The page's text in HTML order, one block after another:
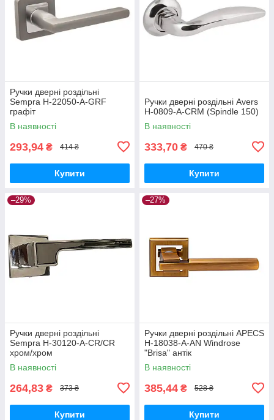
Ручки дверні роздільні
Sempra H-22050-A-GRF
графіт
В наявності
293,94 ₴ 414 ₴
Купити
Ручки дверні роздільні Avers
H-0809-A-CRM (Spindle 150)
В наявності
333,70 ₴ 470 ₴
Купити
–29%
Ручки дверні роздільні
Sempra H-30120-A-CR/CR
хром/хром
В наявності
264,83 ₴ 373 ₴
Купити
–27%
Ручки дверні роздільні APECS
H-18038-A-AN Windrose
"Brisa" антік
В наявності
385,44 ₴ 528 ₴
Купити